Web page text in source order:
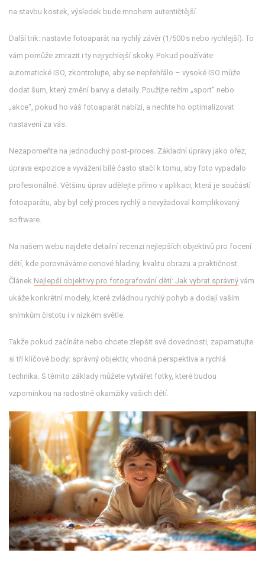
na stavbu kostek, výsledek bude mnohem autentičtější.
Další trik: nastavte fotoaparát na rychlý závěr (1/500 s nebo rychlejší). To
vám pomůže zmrazit i ty nejrychlejší skoky. Pokud používáte
automatické ISO, zkontrolujte, aby se nepřehřálo – vysoké ISO může
dodat šum, který změní barvy a detaily. Použijte režim „sport“ nebo
„akce“, pokud ho váš fotoaparát nabízí, a nechte ho optimalizovat
nastavení za vás.
Nezapomeňte na jednoduchý post‑proces. Základní úpravy jako ořez,
úprava expozice a vyvážení bílé často stačí k tomu, aby foto vypadalo
profesionálně. Většinu úprav udělejte přímo v aplikaci, která je součástí
fotoaparátu, aby byl celý proces rychlý a nevyžadoval komplikovaný
software.
Na našem webu najdete detailní recenzi nejlepších objektivů pro focení
dětí, kde porovnáváme cenové hladiny, kvalitu obrazu a praktičnost.
Článek Nejlepší objektivy pro fotografování dětí: Jak vybrat správný vám
ukáže konkrétní modely, které zvládnou rychlý pohyb a dodají vašim
snímkům čistotu i v nízkém světle.
Takže pokud začínáte nebo chcete zlepšit své dovednosti, zapamatujte
si tři klíčové body: správný objektiv, vhodná perspektiva a rychlá
technika. S těmito základy můžete vytvářet fotky, které budou
vzpomínkou na radostné okamžiky vašich dětí.